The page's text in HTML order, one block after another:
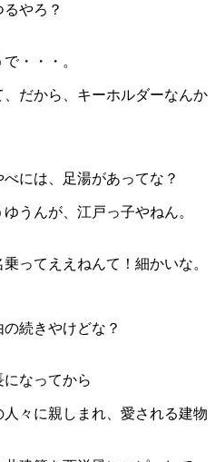
やろ？
・・・。
だから、キーホルダーなんか
には、足湯があってな？
うんが、江戸っ子やねん。
ってええねんて！細かいな。
続きやけどな？
なってから
人々に親しまれ、愛される建物